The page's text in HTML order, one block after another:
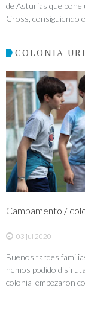
de Asturias que pone
Cross, consiguiendo
COLONIA
Campamento /
03 jul 2020
Buenos tardes
hemos podido
colonia empezaron